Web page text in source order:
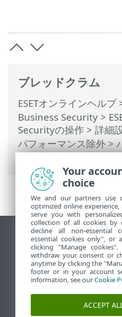
ブレッドクラム
ESETオンラインヘルプ
Business Security >
Securityの操作 > 詳細
パフォーマンス除外>
デスクトップサイトの
End of Life
ESETナレッジベース
ESETフォーラム
ESET Status Portal
Your
choice
We and our partners use
optimized online
serve you with
collection of all cookies by
decline all non-essential
essential cookies only", or
clicking "Manage
withdraw your consent or
anytime by clicking the
footer or in your account
information, see ourCookie
ACCEPT